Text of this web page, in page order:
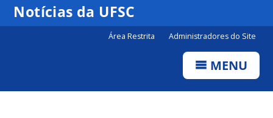
Notícias da UFSC
Área Restrita Administradores do Site
MENU